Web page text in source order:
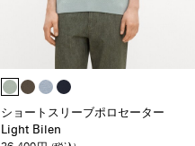
ショートスリーブポロセーター
Light Bilen